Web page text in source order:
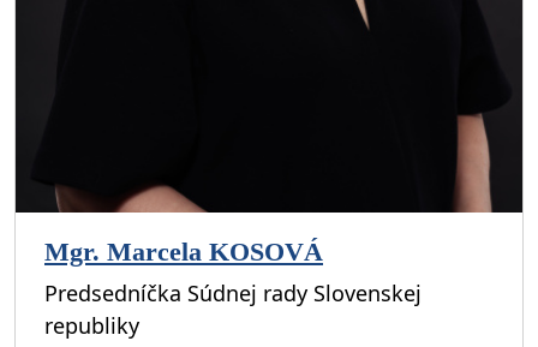
Mgr. Marcela KOSOVÁ
Predsedníčka Súdnej rady Slovenskej
republiky